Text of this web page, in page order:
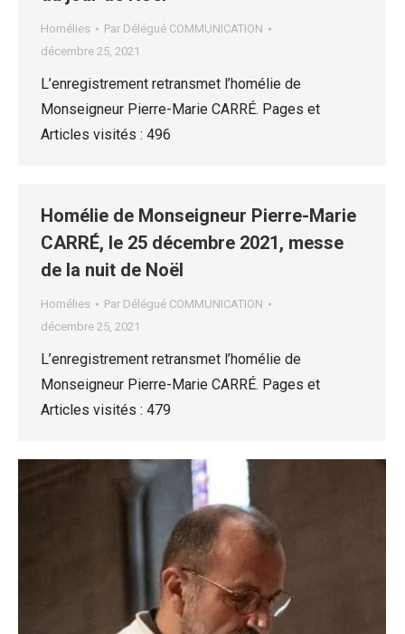
Homélies Par Délégué COMMUNICATION
décembre 25, 2021
L’enregistrement retransmet l’homélie de
Monseigneur Pierre-Marie CARRÉ. Pages et
Articles visités : 496
Homélie de Monseigneur Pierre-Marie
CARRÉ, le 25 décembre 2021, messe
de la nuit de Noël
Homélies Par Délégué COMMUNICATION
décembre 25, 2021
L’enregistrement retransmet l’homélie de
Monseigneur Pierre-Marie CARRÉ. Pages et
Articles visités : 479